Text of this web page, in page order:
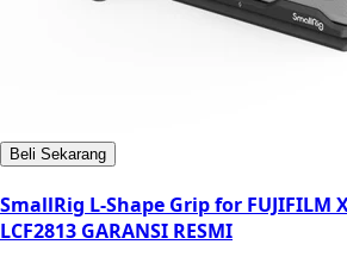
Beli Sekarang
SmallRig L-Shape Grip for FUJIFILM
LCF2813 GARANSI RESMI